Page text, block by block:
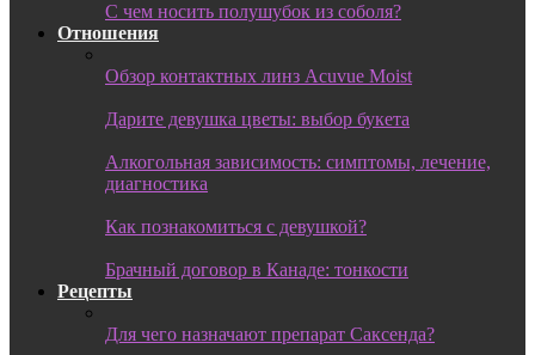
С чем носить полушубок из соболя?
Отношения
Обзор контактных линз Acuvue Moist
Дарите девушка цветы: выбор букета
Алкогольная зависимость: симптомы, лечение,
диагностика
Как познакомиться с девушкой?
Брачный договор в Канаде: тонкости
Рецепты
Для чего назначают препарат Саксенда?